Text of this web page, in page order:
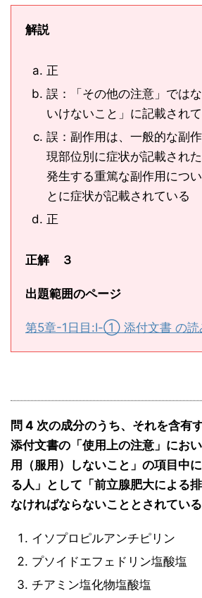
解説
正
誤：「その他の注意」では
いけないこと」に記載されて
誤：副作用は、一般的な副
現部位別に症状が記載され
発生する重篤な副作用につ
とに症状が記載されている
正
正解 ３
出題範囲のページ
第5章-1日目:Ⅰ-① 添付文書 の読
問 4 次の成分のうち、それを含有
添付文書の「使用上の注意」にお
用（服用）しないこと」の項目中
る人」として「前立腺肥大による
なければならないこととされている
イソプロピルアンチピリン
プソイドエフェドリン塩酸塩
チアミン塩化物塩酸塩